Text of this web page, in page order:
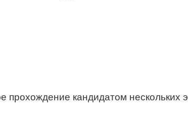
прохождение кандидатом нескольких